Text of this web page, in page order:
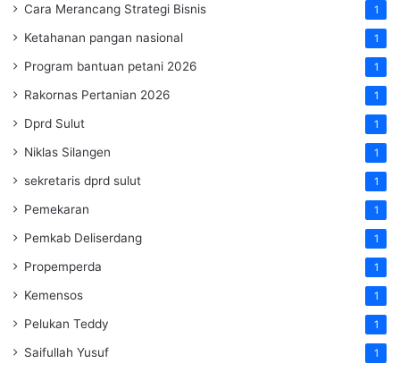
Cara Merancang Strategi Bisnis 1
Ketahanan pangan nasional 1
Program bantuan petani 2026 1
Rakornas Pertanian 2026 1
Dprd Sulut 1
Niklas Silangen 1
sekretaris dprd sulut 1
Pemekaran 1
Pemkab Deliserdang 1
Propemperda 1
Kemensos 1
Pelukan Teddy 1
Saifullah Yusuf 1